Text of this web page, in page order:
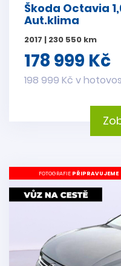
Škoda Octavia
Aut.klima
2017 | 230 550 km
178 999 Kč
198 999 Kč v
FOTOGRAFIE PŘIPRAVUJEME